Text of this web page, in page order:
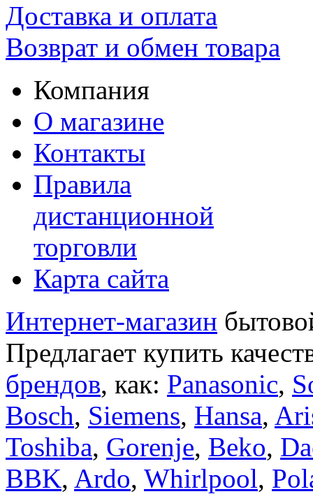
Доставка и оплата
Возврат и обмен товара
Компания
О магазине
Контакты
Правила
дистанционной
торговли
Карта сайта
Интернет-магазин
Предлагает купить
брендов, как: Panasonic,
Bosch, Siemens, Hansa,
Toshiba, Gorenje, Beko,
BBK, Ardo, Whirlpool,